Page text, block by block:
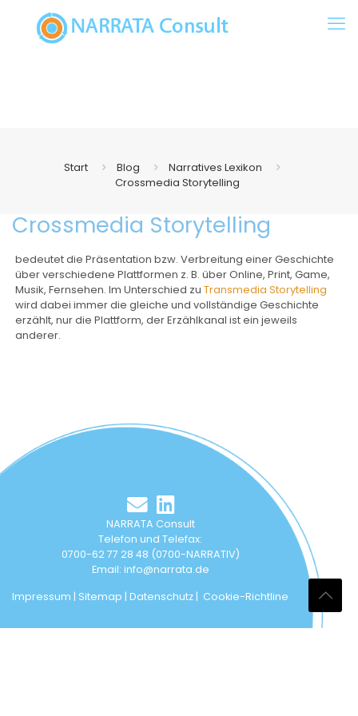
Start Blog
Narratives Lexikon
Crossmedia Storytelling
Crossmedia Storytelling
bedeutet die Präsentation bzw. Verbreitung einer Geschichte
über verschiedene Plattformen z. B. über Online, Print, Game,
Musik, Fernsehen. Im Unterschied zuTransmedia Storytelling
wird dabei immer die gleiche und vollständige Geschichte
erzählt, nur die Plattform, der Erzählkanal ist ein jeweils
anderer.
NARRATA Consult
Telefon und Telefax:
0700-62 77 28 48 (0700-NARRATIV)
Email: info@narrata.de
Impressum | Sitemap | Datenschutz | Cookie-Richtline